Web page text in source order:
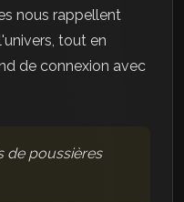
nous rappellent
tout en
de connexion avec
de poussières